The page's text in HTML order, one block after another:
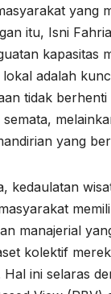
yang
itu, Isni
kapasitas
lokal adalah
tidak berhenti
yang
kedaulatan
manajerial
kolektif
ini selaras